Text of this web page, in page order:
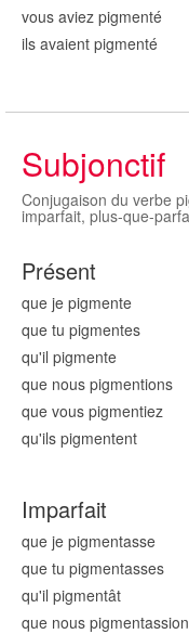
vous aviez pigmenté
ils avaient pigmenté
Subjonctif
Conjugaison du verbe
imparfait, plus-que-
Présent
que je pigmente
que tu pigmentes
qu'il pigmente
que nous pigmentions
que vous pigmentiez
qu'ils pigmentent
Imparfait
que je pigmentasse
que tu pigmentasses
qu'il pigmentât
que nous pigment